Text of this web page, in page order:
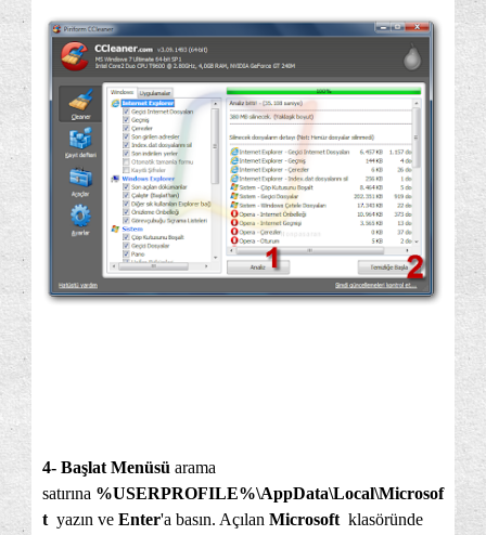
4- Başlat Menüsü arama
satırına %USERPROFILE%\AppData\Local\Microsof
t yazın ve Enter'a basın. Açılan Microsoft klasöründe